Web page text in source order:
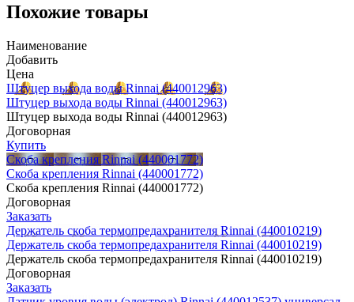
Похожие товары
Наименование
Добавить
Цена
Штуцер выхода воды Rinnai (440012963)
Штуцер выхода воды Rinnai (440012963)
Штуцер выхода воды Rinnai (440012963)
Договорная
Купить
Скоба крепления Rinnai (440001772)
Скоба крепления Rinnai (440001772)
Скоба крепления Rinnai (440001772)
Договорная
Заказать
Держатель скоба термопредахранителя Rinnai (440010219)
Держатель скоба термопредахранителя Rinnai (440010219)
Держатель скоба термопредахранителя Rinnai (440010219)
Договорная
Заказать